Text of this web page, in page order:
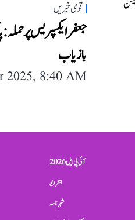
قومی خبریں
بازیاب
2025, 8:40 AM
آئی پی ایل 2026
انٹرویو
شہرنامہ